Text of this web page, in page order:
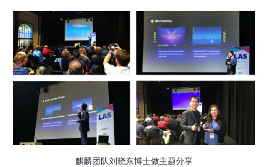
麒麟团队刘晓东博士做主题分享